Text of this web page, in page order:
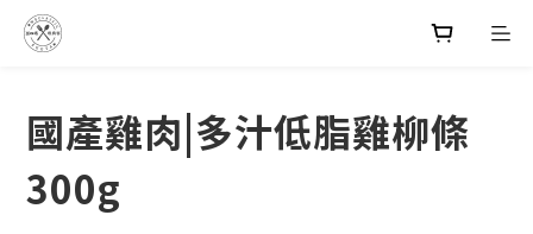
國產雞肉|多汁低脂雞柳條
300g